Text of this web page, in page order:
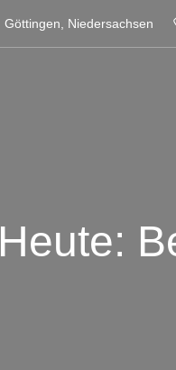
Göttingen, Niedersachsen
Heute: